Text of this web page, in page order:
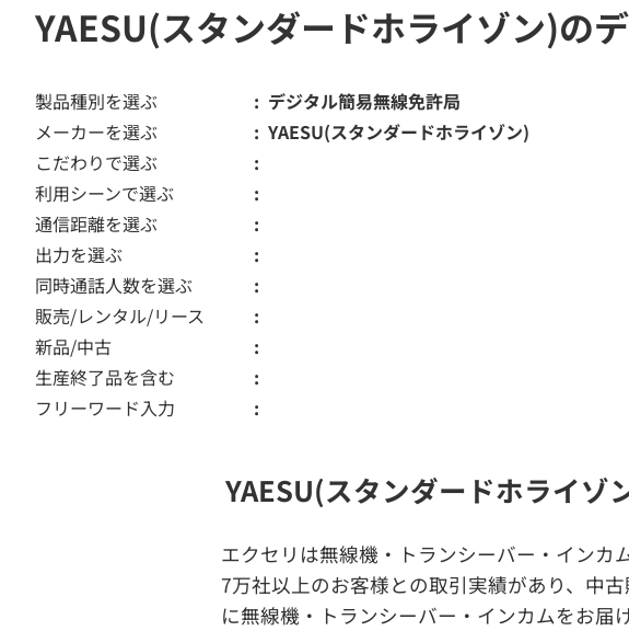
YAESU(スタンダードホライゾン)の
製品種別を選ぶ
デジタル簡易無線免許局
メーカーを選ぶ
YAESU(スタンダードホライゾン)
こだわりで選ぶ
利用シーンで選ぶ
通信距離を選ぶ
出力を選ぶ
同時通話人数を選ぶ
販売/レンタル/リース
新品/中古
生産終了品を含む
フリーワード入力
YAESU(スタンダードホライゾ
エクセリは無線機・トランシーバー・インカ
7万社以上のお客様との取引実績があり、中
に無線機・トランシーバー・インカムをお届